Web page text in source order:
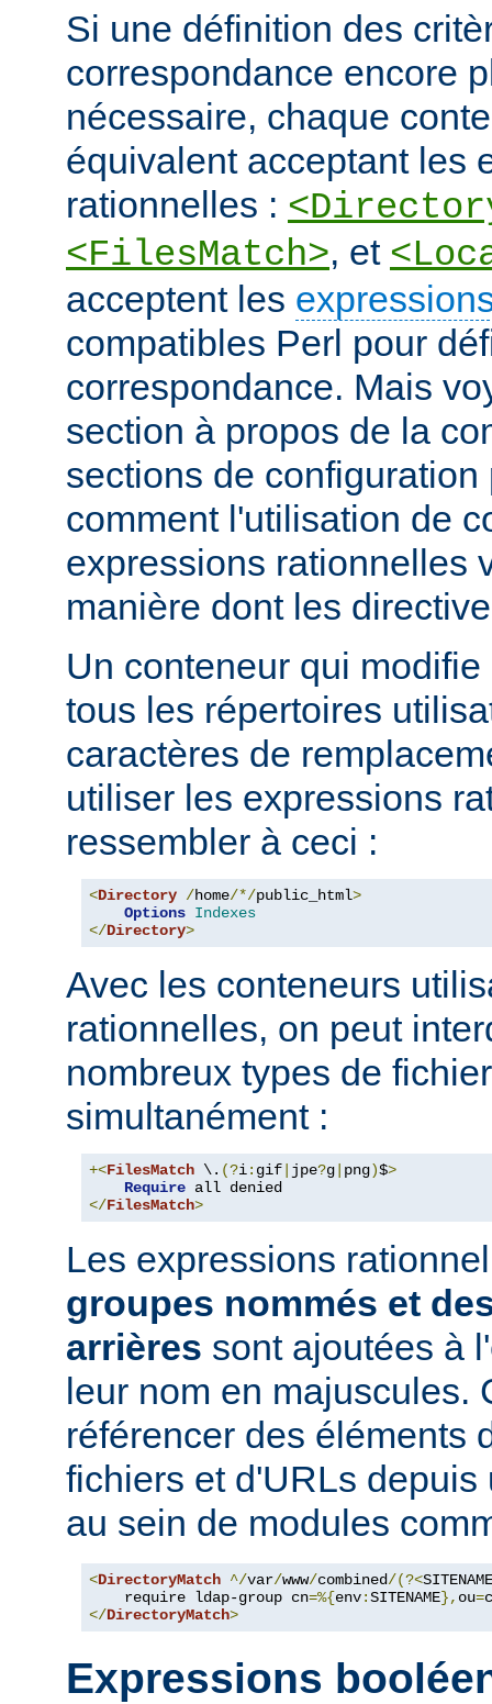
Si une définition des
correspondance encore
nécessaire, chaque
équivalent acceptant les
rationnelles :
<FilesMatch>, et
acceptent les
compatibles Perl pour
correspondance. Mais
section à propos de la
sections de
comment l'utilisation de
expressions rationnelles
manière dont les
Un conteneur qui
tous les répertoires
caractères de
utiliser les expressions
ressembler à ceci :
<Directory /home/*/public_html>
Options Indexes
</Directory>
Avec les conteneurs
rationnelles, on peut
nombreux types de
simultanément :
+<FilesMatch \. (?i: gif jpe?g png)$>
Require
</FilesMatch>
Les expressions
groupes nommés et
arrières sont ajoutées à
leur nom en majuscules.
référencer des éléments
fichiers et d'URLs
au sein de modules
<DirectoryMatch ^/var/www/combined/(?<SITENAME
    require ldap-group cn
=%{env:SITENAME}, ou=
</DirectoryMatch>
Expressions